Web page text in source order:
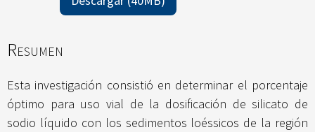
Resumen
Esta investigación consistió en determinar el porcentaje
óptimo para uso vial de la dosificación de silicato de
sodio líquido con los sedimentos loéssicos de la región